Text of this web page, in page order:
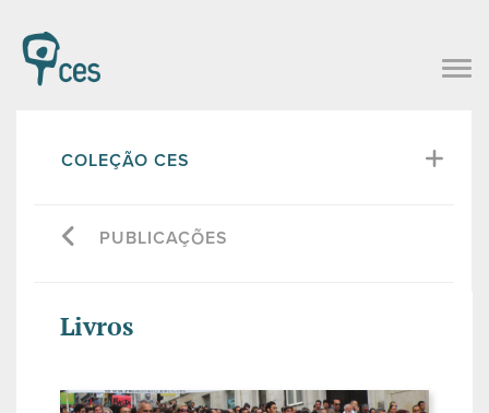
COLEÇÃO CES
PUBLICAÇÕES
Livros